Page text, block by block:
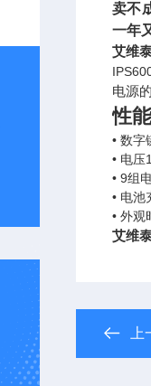
卖不
一年
艾维
电源
性
• 数
• 电
• 9组
• 电
• 外
艾维